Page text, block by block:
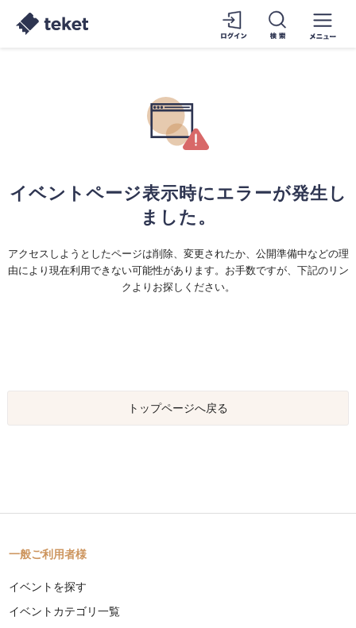
イベントページ表示時にエラーが発生し
ました。
アクセスしようとしたページは削除、変更されたか、公開準備中などの理
由により現在利用できない可能性があります。お手数ですが、下記のリン
クよりお探しください。
トップページへ戻る
一般ご利用者様
イベントを探す
イベントカテゴリ一覧